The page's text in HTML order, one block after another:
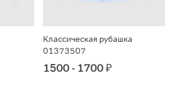
Классическая рубашка
01373507
1500 - 1700₽